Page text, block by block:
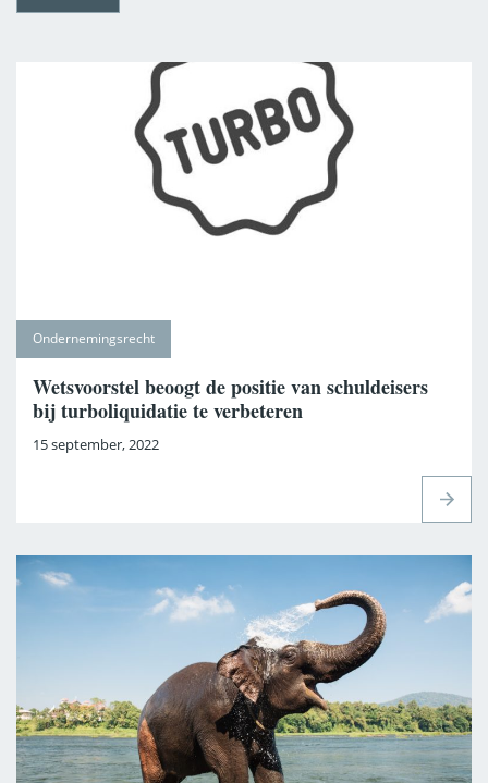
Agrarisch & Grondzaken
Bestuursrecht
Bouwrecht
Familie & Gezin
Financiering, zekerheden en zorgplicht
Grondzaken
Onderneming & Organisatie
Ondernemingsrecht
Onroerendgoedrecht Procedure informatie
Uitgelicht
Ondernemingsrecht
Wetsvoorstel beoogt de positie van schuldeisers
bij turboliquidatie te verbeteren
15 september, 2022